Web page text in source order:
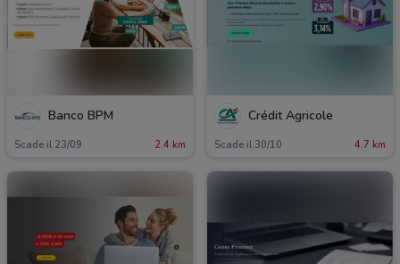
Banco BPM
Scade il 23/09 2.4 km
Crédit Agricole
Scade il 30/10 4.7 km